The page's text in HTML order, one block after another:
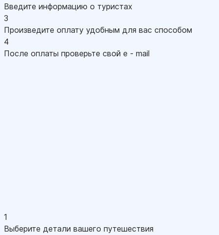
Введите информацию о туристах
3
Произведите оплату удобным для вас способом
4
После оплаты проверьте свой e - mail
1
Выберите детали вашего путешествия